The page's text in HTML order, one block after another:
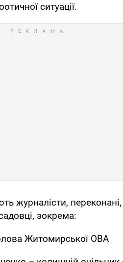
ситуації.
журналісти,
зокрема:
Житомирської ОВА